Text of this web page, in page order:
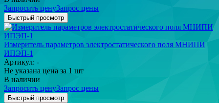
Запросить ценуЗапрос цены
Быстрый просмотр
Измеритель параметров электростатического поля МНИПИ
ИПЭП-1
Артикул: -
Не указана цена за 1 шт
В наличии
Запросить ценуЗапрос цены
Быстрый просмотр